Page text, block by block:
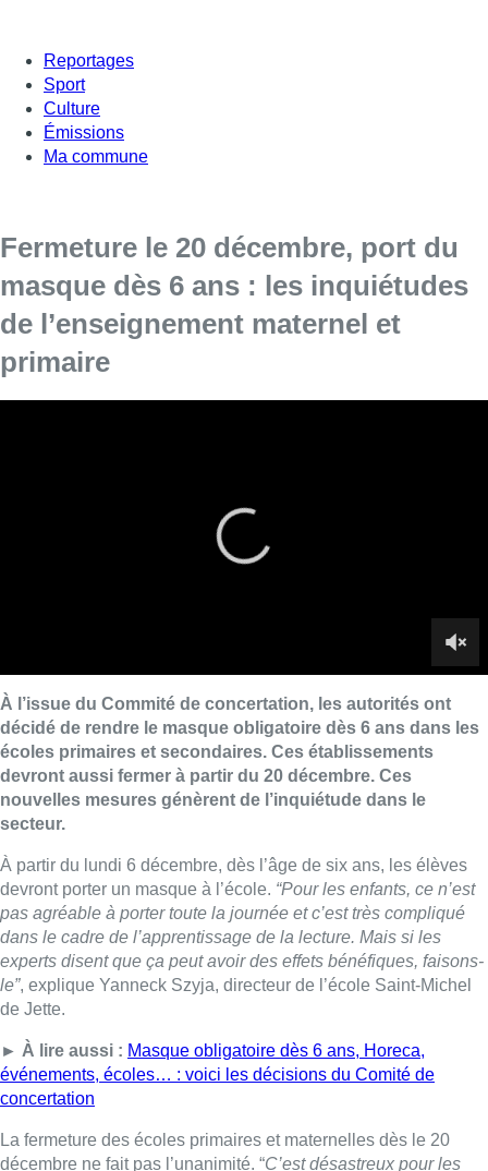
Reportages
Sport
Culture
Émissions
Ma commune
Fermeture le 20 décembre, port du
masque dès 6 ans : les inquiétudes
de l’enseignement maternel et
primaire
nouvelles mesures génèrent de l’inquiétude dans le
pas agréable à porter toute la journée et c’est très compliqué
experts disent que ça peut avoir des effets bénéfiques, faisons-
le”, explique Yanneck Szyja, directeur de l’école Saint-Michel
de Jette.
► À lire aussi :Masque obligatoire dès 6 ans, Horeca,
événements, écoles… : voici les décisions du Comité de
concertation
décembre ne fait pas l’unanimité. “ C’est désastreux pour les
enfants aussi bien sur l’aspect pédagogique que sur l’aspect
social. Je trouve qu’on sacrifie la jeunesse de ces enfants”,
confie Valérie Molhan, enseignante de primaire.
■ Reportage deSamia Er Rami,Nicolas Scheenaertset
Pierre Delmée.
Lire aussi :
après un incendie à Schaerbeek